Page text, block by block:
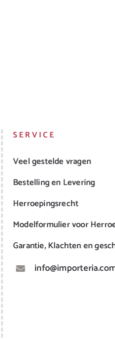
SERVICE
Veel gestelde vragen
Bestelling en Levering
Herroepingsrecht
Modelformulier voor
Garantie, Klachten en